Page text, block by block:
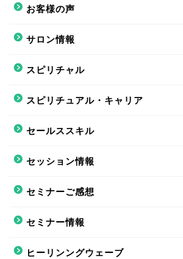
お客様の声
サロン情報
スピリチャル
スピリチュアル・キャリア
セールススキル
セッション情報
セミナーご感想
セミナー情報
ヒーリンングウェーブ